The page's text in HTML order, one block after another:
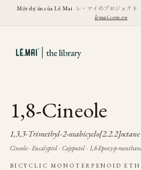
Một dự án của Lê Mai レ・マイのプロジェクト
lemai.com.vn
1,8-Cineole
1,3,3-Trimethyl-2-oxabicyclo[2.2.2]octane
Cineole · Eucalyptol · Cajeputol · 1,8-Epoxy-p-
BICYCLIC MONOTERPENOID